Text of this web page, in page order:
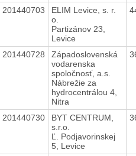
201440703
ELIM Levice, s. r.
o.
Partizánov 23,
Levice
201440728
Západoslovenská
vodarenska
spoločnosť, a.s.
Nábrežie za
hydrocentrálou 4,
Nitra
201440730
BYT CENTRUM,
s.r.o.
Ľ. Podjavorinskej
5, Levice